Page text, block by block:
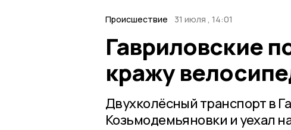
Происшествие 31 июля , 14:01
Гавриловские
кражу
Двухколёсный транспорт в
Козьмодемьяновки и уехал